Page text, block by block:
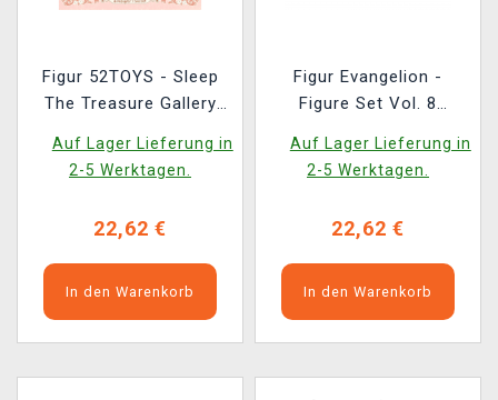
Figur 52TOYS - Sleep
The Treasure Gallery
Auf Lager Lieferung in
2-5 Werktagen.
22,62 €
In den Warenkorb
Figur Evangelion -
Figure Set Vol. 8
Auf Lager Lieferung in
2-5 Werktagen.
22,62 €
In den Warenkorb